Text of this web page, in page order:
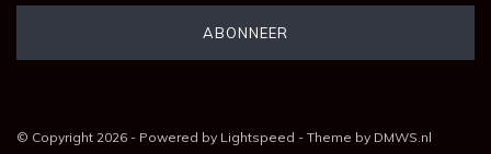
© Copyright 2026 - Powered by Lightspeed - Theme by DMWS.nl